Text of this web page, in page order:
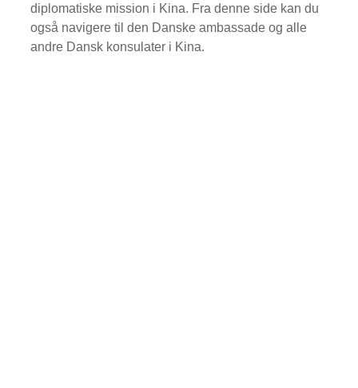
diplomatiske mission i Kina. Fra denne side kan du
også navigere til den Danske ambassade og alle
andre Dansk konsulater i Kina.